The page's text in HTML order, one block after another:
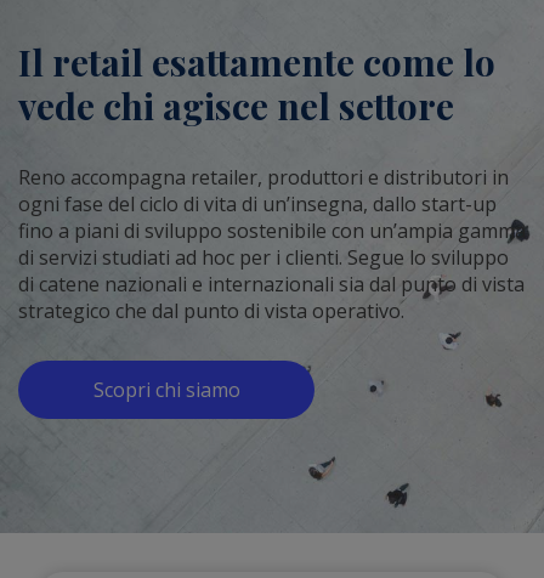
Il retail esattamente come lo
vede chi agisce nel settore
Reno accompagna retailer, produttori e distributori in
ogni fase del ciclo di vita di un’insegna, dallo start-up
fino a piani di sviluppo sostenibile con un’ampia gamma
di servizi studiati ad hoc per i clienti. Segue lo sviluppo
di catene nazionali e internazionali sia dal punto di vista
strategico che dal punto di vista operativo.
Scopri chi siamo